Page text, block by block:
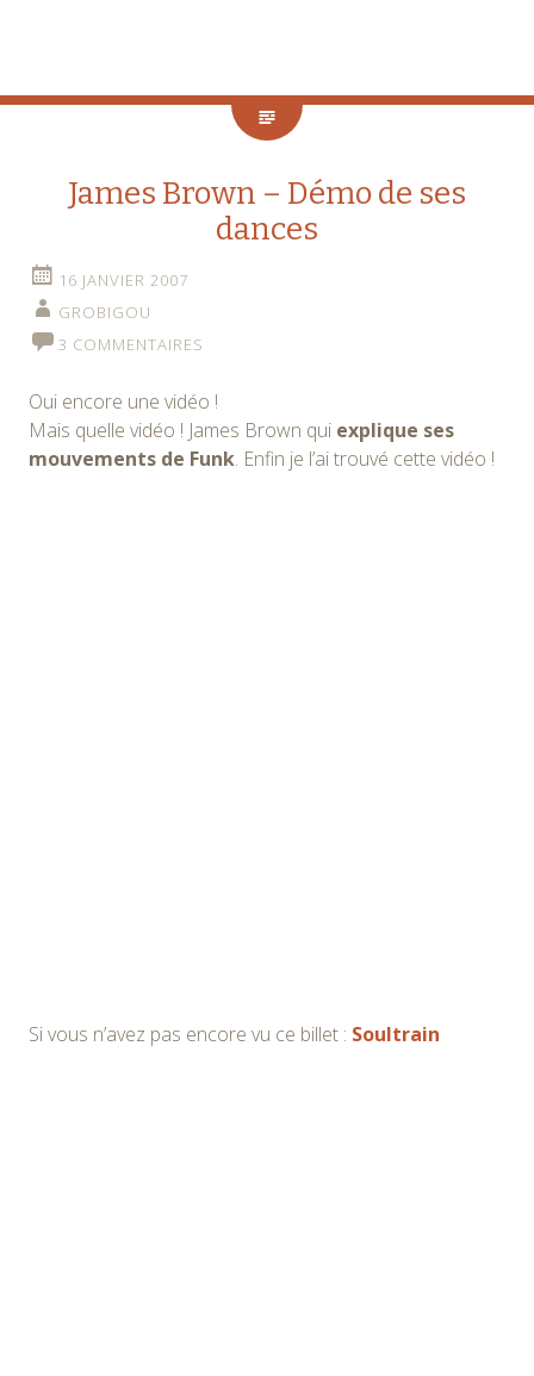
James Brown – Démo de ses
dances
16 JANVIER 2007
GROBIGOU
3 COMMENTAIRES
Oui encore une vidéo !
Mais quelle vidéo ! James Brown qui explique ses
mouvements de Funk. Enfin je l’ai trouvé cette vidéo !
Si vous n’avez pas encore vu ce billet : Soultrain